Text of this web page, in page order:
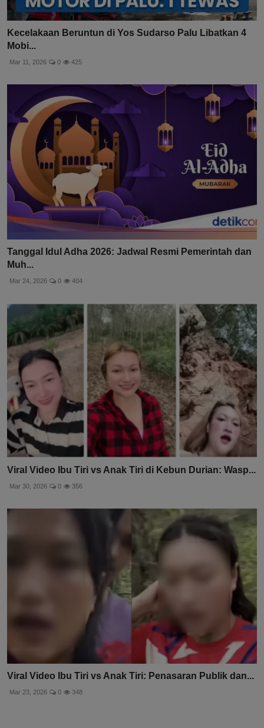
Kecelakaan Beruntun di Yos Sudarso Palu Libatkan 4
Mobi...
Mar 11, 2026 0 425
Tanggal Idul Adha 2026: Jadwal Resmi Pemerintah dan
Muh...
Mar 24, 2026 0 404
Viral Video Ibu Tiri vs Anak Tiri di Kebun Durian: Wasp...
Mar 30, 2026 0 356
Viral Video Ibu Tiri vs Anak Tiri: Penasaran Publik dan...
Mar 23, 2026 0 348